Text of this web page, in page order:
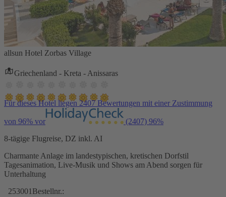
allsun Hotel Zorbas Village
Griechenland - Kreta - Anissaras
Für dieses Hotel liegen 2407 Bewertungen mit einer Zustimmung
von 96% vor (2407) 96%
8-tägige Flugreise, DZ inkl. AI
Charmante Anlage im landestypischen, kretischen Dorfstil
Tagesanimation, Live-Musik und Shows am Abend sorgen für
Unterhaltung
253001 Bestellnr.: